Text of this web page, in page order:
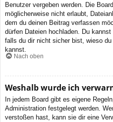
Benutzer vergeben werden. Die
möglicherweise nicht erlaubt,
dem du deinen Beitrag verfassen
dürfen Dateien hochladen. Du
falls du dir nicht sicher bist, wieso
kannst.
Nach oben
Weshalb wurde ich
In jedem Board gibt es eigene
Administration festgelegt werden.
verstoßen hast, kann sie dir eine